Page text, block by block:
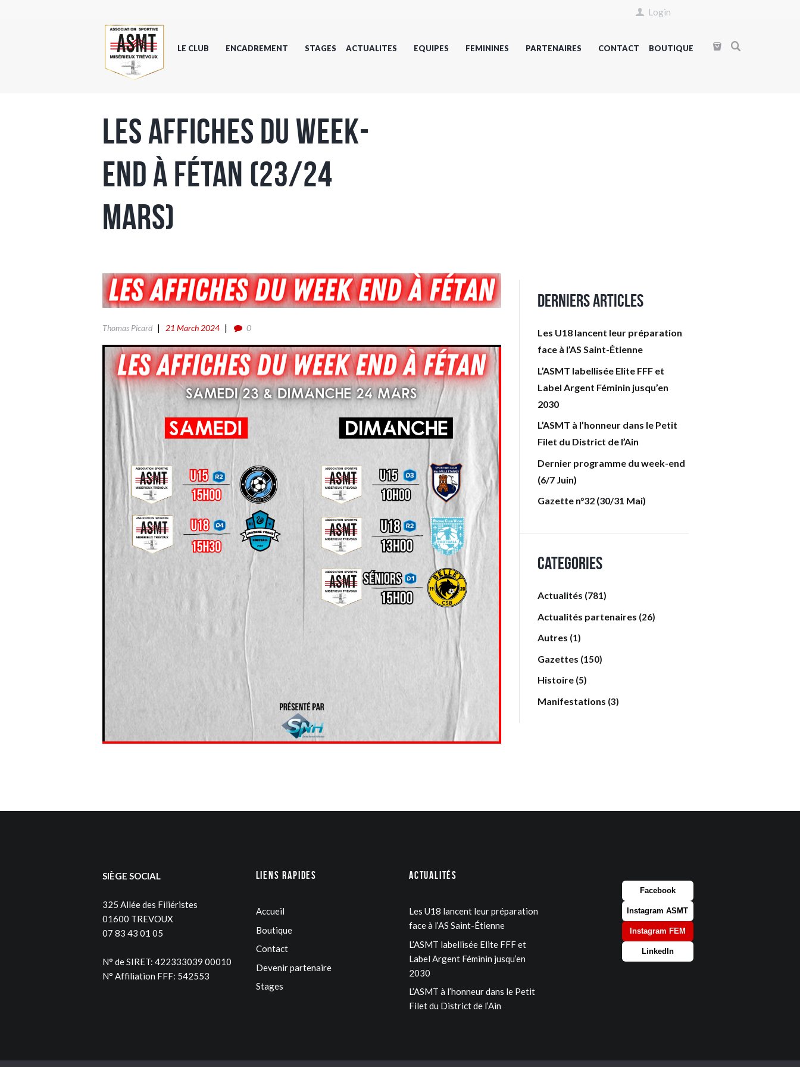
Login
LE CLUB ENCADREMENT STAGES ACTUALITES EQUIPES FEMININES PARTENAIRES CONTACT BOUTIQUE
Les affiches du week-
end à Fétan (23/24
Mars)
Thomas Picard 21 March 2024 0
Derniers articles
Les U18 lancent leur préparation
face à l’AS Saint-Étienne
L’ASMT labellisée Elite FFF et
Label Argent Féminin jusqu’en
2030
L’ASMT à l’honneur dans le Petit
Filet du District de l’Ain
Dernier programme du week-end
(6/7 Juin)
Gazette n°32 (30/31 Mai)
Categories
Actualités (781)
Actualités partenaires (26)
Autres (1)
Gazettes (150)
Histoire (5)
Manifestations (3)
SIÈGE SOCIAL
325 Allée des Filiéristes
01600 TREVOUX
07 83 43 01 05
N° de SIRET: 422333039 00010
N° Affiliation FFF: 542553
Liens rapides
Accueil
Boutique
Contact
Devenir partenaire
Stages
Actualités
Les U18 lancent leur préparation
face à l’AS Saint-Étienne
L’ASMT labellisée Elite FFF et
Label Argent Féminin jusqu’en
2030
L’ASMT à l’honneur dans le Petit
Filet du District de l’Ain
Facebook
Instagram ASMT
Instagram FEM
LinkedIn